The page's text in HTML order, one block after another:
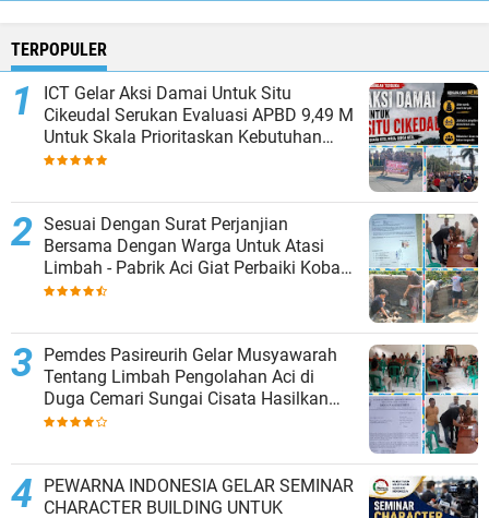
TERPOPULER
ICT Gelar Aksi Damai Untuk Situ
Cikeudal Serukan Evaluasi APBD 9,49 M
Untuk Skala Prioritaskan Kebutuhan
Dasar Masyarakat Belum Saat nya
Sesuai Dengan Surat Perjanjian
Bersama Dengan Warga Untuk Atasi
Limbah - Pabrik Aci Giat Perbaiki Kobak
Penampungan Air
Pemdes Pasireurih Gelar Musyawarah
Tentang Limbah Pengolahan Aci di
Duga Cemari Sungai Cisata Hasilkan
Kesepakatan Tutup Sementara
PEWARNA INDONESIA GELAR SEMINAR
CHARACTER BUILDING UNTUK